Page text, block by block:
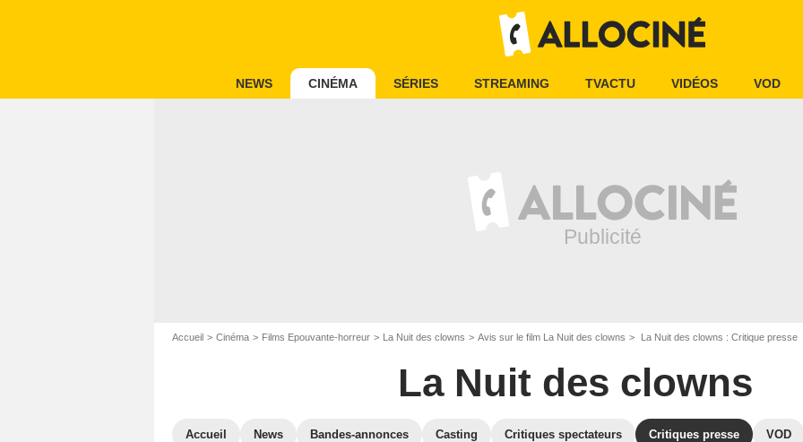
NEWS CINÉMA SÉRIES STREAMING TVACTU VIDÉOS VOD
Accueil Cinéma Films Epouvante-horreur La Nuit des clowns Avis sur le film La Nuit des clowns La Nuit des clowns : Critique presse
La Nuit des clowns
Accueil News Bandes-annonces Casting Critiques spectateurs Critiques presse VOD